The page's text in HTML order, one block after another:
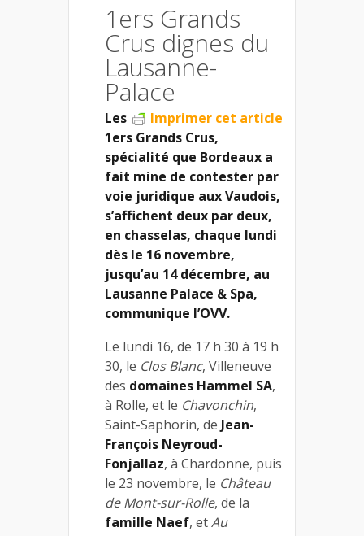
1ers Grands
Crus dignes du
Lausanne-
Palace
Imprimer cet article
Les
1ers Grands Crus,
spécialité que Bordeaux a
fait mine de contester par
voie juridique aux Vaudois,
s’affichent deux par deux,
en chasselas, chaque lundi
dès le 16 novembre,
jusqu’au 14 décembre, au
Lausanne Palace & Spa,
communique l’OVV.
Le lundi 16, de 17 h 30 à 19 h
30, le Clos Blanc, Villeneuve
des domaines Hammel SA,
à Rolle, et le Chavonchin,
Saint-Saphorin, de Jean-
François Neyroud-
Fonjallaz, à Chardonne, puis
le 23 novembre, le Château
de Mont-sur-Rolle, de la
famille Naef, etAu